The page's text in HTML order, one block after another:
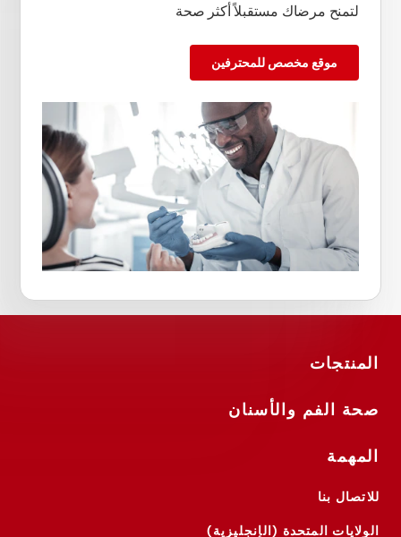
لتمنح مرضاك مستقبلاً أكثر صحة
موقع مخصص للمحترفين
المنتجات
صحة الفم والأسنان
المهمة
للاتصال بنا
الولايات المتحدة (الإنجليزية)